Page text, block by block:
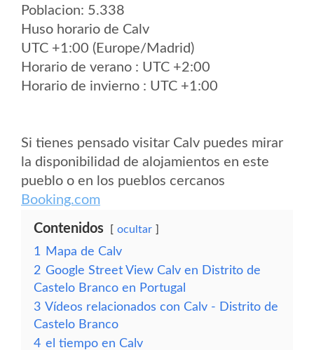
Poblacion: 5.338
Huso horario de Calv
UTC +1:00 (Europe/Madrid)
Horario de verano : UTC +2:00
Horario de invierno : UTC +1:00
Si tienes pensado visitar Calv puedes mirar
la disponibilidad de alojamientos en este
pueblo o en los pueblos cercanos
Booking.com
Contenidos ocultar
1
Mapa de Calv
2 Google Street View Calv en Distrito de
Castelo Branco en Portugal
3 Vídeos relacionados con Calv - Distrito de
Castelo Branco
4 el tiempo en Calv